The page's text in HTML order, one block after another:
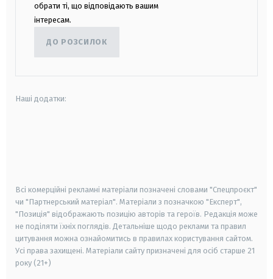
обрати ті, що відповідають вашим
інтересам.
ДО РОЗСИЛОК
Наші додатки:
Всі комерційні рекламні матеріали позначені словами "Спецпроєкт"
чи "Партнерський матеріал". Матеріали з позначкою "Експерт",
"Позиція" відображають позицію авторів та героїв. Редакція може
не поділяти їхніх поглядів. Детальніше щодо реклами та правил
цитування можна ознайомитись в правилах користування сайтом.
Усі права захищені. Матеріали сайту призначені для осіб старше 21
року (21+)